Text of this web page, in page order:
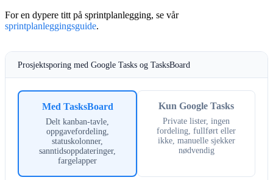
For en dypere titt på sprintplanlegging, se vår
sprintplanleggingsguide.
Prosjektsporing med Google Tasks og TasksBoard
Med TasksBoard
Delt kanban-tavle,
oppgavefordeling,
statuskolonner,
sanntidsoppdateringer,
fargelapper
Kun Google Tasks
Private lister, ingen
fordeling, fullført eller
ikke, manuelle sjekker
nødvendig